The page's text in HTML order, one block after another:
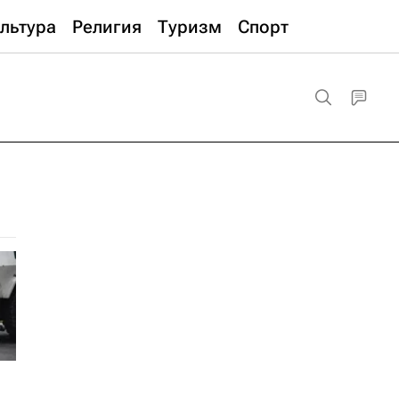
Религия Туризм Спорт